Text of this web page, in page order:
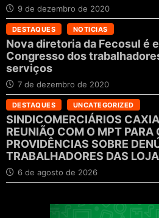
9 de dezembro de 2020
DESTAQUES NOTICIAS
Nova diretoria da Fecosul é
Congresso dos
serviços
7 de dezembro de 2020
DESTAQUES UNCATEGORIZED
SINDICOMERCIÁRIOS
REUNIÃO COM O MPT PARA
PROVIDÊNCIAS SOBRE
TRABALHADORES DAS
6 de agosto de 2026